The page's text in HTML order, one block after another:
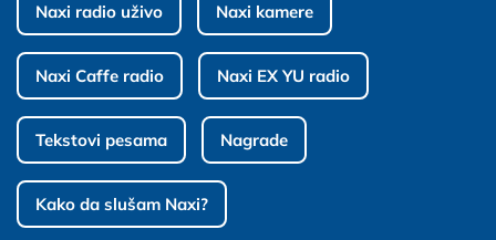
Naxi radio uživo Naxi kamere
Naxi Caffe radio Naxi EX YU radio
Tekstovi pesama Nagrade
Kako da slušam Naxi?